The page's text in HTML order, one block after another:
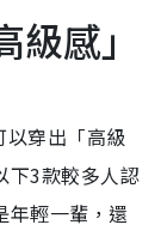
感」
穿出「高級
下3款較多人認
年輕一輩，還